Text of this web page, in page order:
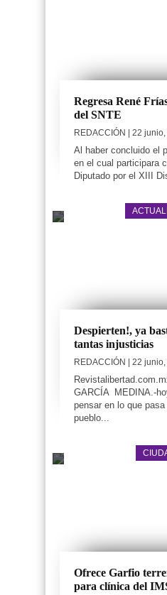
Regresa René
del SNTE
REDACCIÓN | 22
Al haber concluido el
en el cual participara
Diputado por el XIII
Despierten!, ya
tantas injusticias
REDACCIÓN | 22
GARCÍA MEDINA.-
pensar en lo que
pueblo...
Ofrece Garfio
para clínica del